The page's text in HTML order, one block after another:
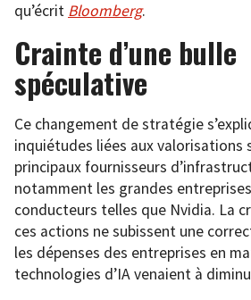
qu’écrit Bloomberg.
Crainte d’une bulle
spéculative
Ce changement de stratégie
inquiétudes liées aux valorisations
principaux fournisseurs
notamment les grandes
conducteurs telles que Nvidia. La
ces actions ne subissent une
les dépenses des entreprises en
technologies d’IA venaient à